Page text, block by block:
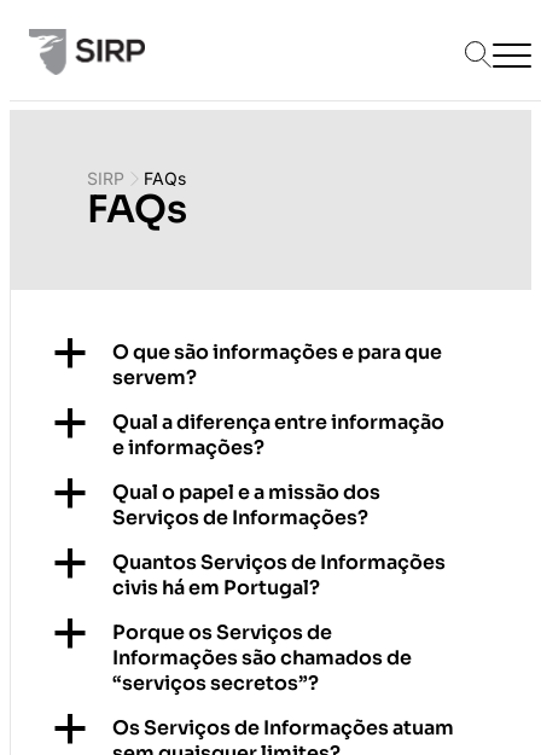
SIRP FAQs
FAQs
a
O que são informações e para que
servem?
a
Qual a diferença entre informação
e informações?
a
Qual o papel e a missão dos
Serviços de Informações?
a
Quantos Serviços de Informações
civis há em Portugal?
a
Porque os Serviços de
Informações são chamados de
“serviços secretos”?
a
Os Serviços de Informações atuam